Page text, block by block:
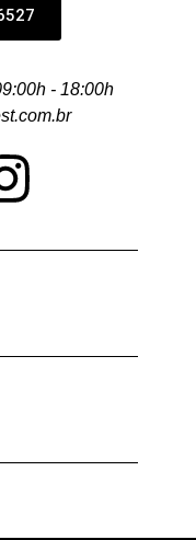
- 18:00h